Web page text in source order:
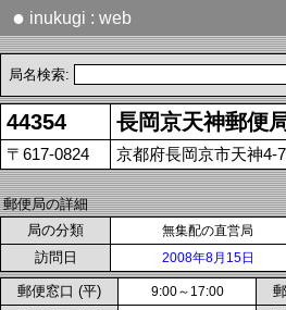
● inukugi : web
局名検索:
44354 長岡京天神郵便
〒617-0824 京都府長岡京市天神4-
郵便局の詳細
局の分類
無集配の直営局
訪問日 2008年8月15日
郵便窓口 (平) 9:00～17:00